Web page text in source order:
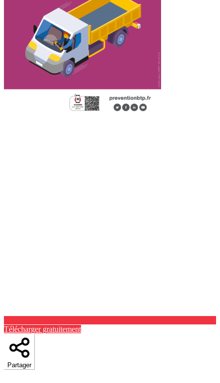
Télécharger gratuitement
Partager